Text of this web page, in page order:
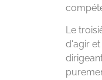
Le
d'agir